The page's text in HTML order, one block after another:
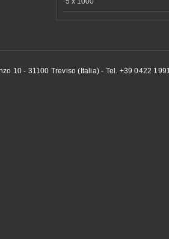
10 - 31100 Treviso (Italia) - Tel. +39 0422